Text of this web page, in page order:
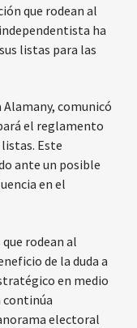
que rodean al
ha
listas para las
Alamany, comunicó
el reglamento
Este
ante un posible
en el
rodean al
de la duda a
en medio
continúa
electoral